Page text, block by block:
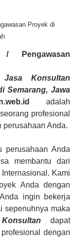
Proyek di
Pengawasan
Jasa Konsultan
Semarang, Jawa
adalah
profesional
perusahaan Anda.
perusahaan Anda
membantu dari
Kami
Anda dengan
ingin bekerja
sepenuhnya maka
dapat
dengan